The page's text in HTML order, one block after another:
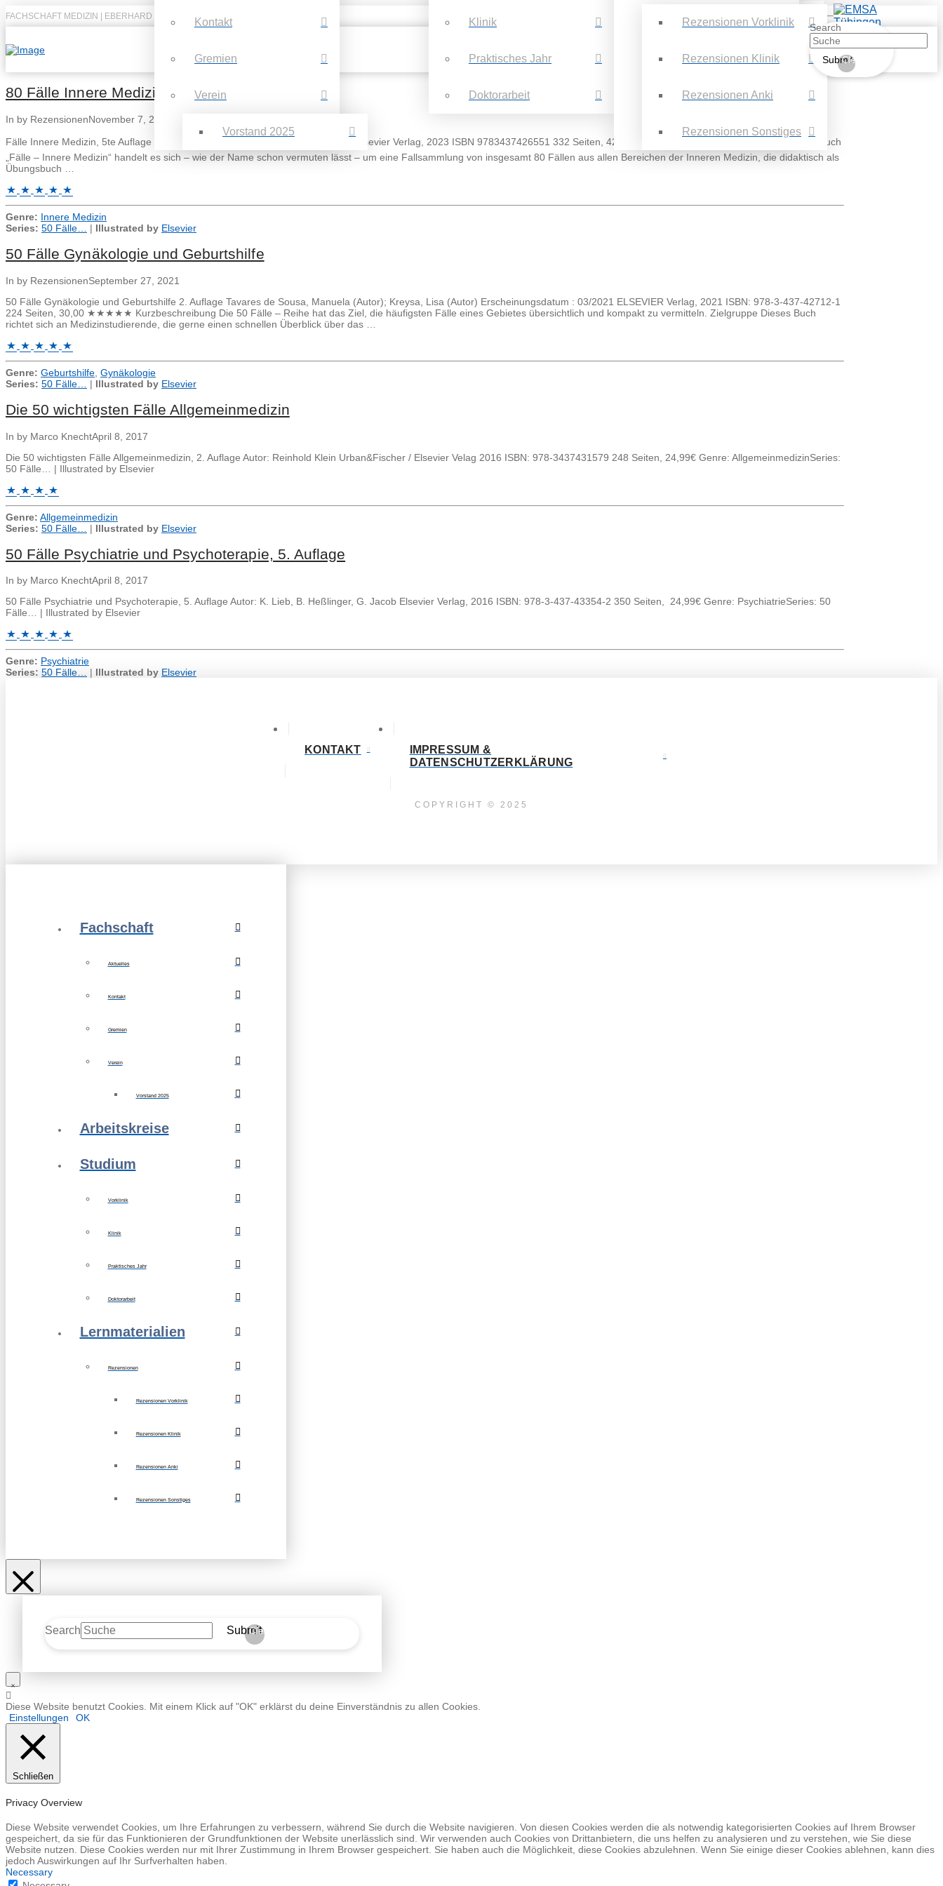
FACHSCHAFT MEDIZIN | EBERHARD KARLS UNIVERSITÄT TÜBINGEN
Kontakt
Gremien
Verein
Vorstand 2025
Klinik
Praktisches Jahr
Doktorarbeit
Rezensionen Vorklinik
Rezensionen Klinik
Rezensionen Anki
Rezensionen Sonstiges
Search
Submit
Clear
80 Fälle Innere Medizin
In by RezensionenNovember 7, 2023
Fälle Innere Medizin, 5te Auflage Autor: T. Pottgießer, E. Schorb, S. Ophoven Elsevier Verlag, 2023 ISBN 9783437426551 332 Seiten, 42€ 5 Sterne ⭐⭐⭐⭐⭐ Kurzbeschreibung Beim Buch
„Fälle – Innere Medizin“ handelt es sich – wie der Name schon vermuten lässt – um eine Fallsammlung von insgesamt 80 Fällen aus allen Bereichen der Inneren Medizin, die didaktisch als
Übungsbuch …
Genre: Innere Medizin
Series: 50 Fälle… | Illustrated by Elsevier
50 Fälle Gynäkologie und Geburtshilfe
In by RezensionenSeptember 27, 2021
50 Fälle Gynäkologie und Geburtshilfe 2. Auflage Tavares de Sousa, Manuela (Autor); Kreysa, Lisa (Autor) Erscheinungsdatum : 03/2021 ELSEVIER Verlag, 2021 ISBN: 978-3-437-42712-1
224 Seiten, 30,00 ★★★★★ Kurzbeschreibung Die 50 Fälle – Reihe hat das Ziel, die häufigsten Fälle eines Gebietes übersichtlich und kompakt zu vermitteln. Zielgruppe Dieses Buch
richtet sich an Medizinstudierende, die gerne einen schnellen Überblick über das …
Genre: Geburtshilfe Gynäkologie
Series: 50 Fälle… | Illustrated by Elsevier
Die 50 wichtigsten Fälle Allgemeinmedizin
In by Marco KnechtApril 8, 2017
Die 50 wichtigsten Fälle Allgemeinmedizin, 2. Auflage Autor: Reinhold Klein Urban&Fischer / Elsevier Velag 2016 ISBN: 978-3437431579 248 Seiten, 24,99€ Genre: AllgemeinmedizinSeries:
50 Fälle… | Illustrated by Elsevier
Genre: Allgemeinmedizin
Series: 50 Fälle… | Illustrated by Elsevier
50 Fälle Psychiatrie und Psychoterapie, 5. Auflage
In by Marco KnechtApril 8, 2017
50 Fälle Psychiatrie und Psychoterapie, 5. Auflage Autor: K. Lieb, B. Heßlinger, G. Jacob Elsevier Verlag, 2016 ISBN: 978-3-437-43354-2 350 Seiten, 24,99€ Genre: PsychiatrieSeries: 50
Fälle… | Illustrated by Elsevier
Genre: Psychiatrie
Series: 50 Fälle… | Illustrated by Elsevier
KONTAKT
IMPRESSUM &
DATENSCHUTZERKLÄRUNG
COPYRIGHT © 2025
Fachschaft
Aktuelles
Kontakt
Gremien
Verein
Vorstand 2025
Arbeitskreise
Studium
Vorklinik
Klinik
Praktisches Jahr
Doktorarbeit
Lernmaterialien
Rezensionen
Rezensionen Vorklinik
Rezensionen Klinik
Rezensionen Anki
Rezensionen Sonstiges
Search Submit
Clear
Diese Website benutzt Cookies. Mit einem Klick auf "OK" erklärst du deine Einverständnis zu allen Cookies.
Einstellungen
OK
Schließen
Privacy Overview
Diese Website verwendet Cookies, um Ihre Erfahrungen zu verbessern, während Sie durch die Website navigieren. Von diesen Cookies werden die als notwendig kategorisierten Cookies auf Ihrem Browser
gespeichert, da sie für das Funktionieren der Grundfunktionen der Website unerlässlich sind. Wir verwenden auch Cookies von Drittanbietern, die uns helfen zu analysieren und zu verstehen, wie Sie diese
Website nutzen. Diese Cookies werden nur mit Ihrer Zustimmung in Ihrem Browser gespeichert. Sie haben auch die Möglichkeit, diese Cookies abzulehnen. Wenn Sie einige dieser Cookies ablehnen, kann dies
jedoch Auswirkungen auf Ihr Surfverhalten haben.
Necessary